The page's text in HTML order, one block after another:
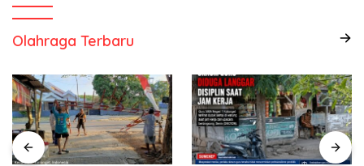
Olahraga Terbaru